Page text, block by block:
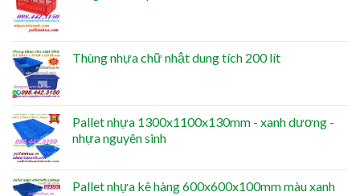
Thùng nhựa chữ nhật dung tích 200 lít
Pallet nhựa 1300x1100x130mm - xanh dương -
nhựa nguyên sinh
Pallet nhựa kê hàng 600x600x100mm màu xanh